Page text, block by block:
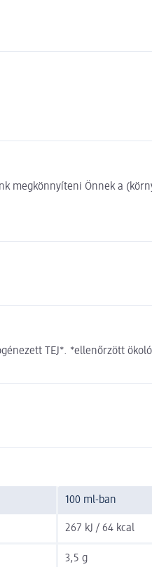
megkönnyíteni Önnek a
TEJ*. *ellenőrzött
100 ml-ban
267 kJ / 64 kcal
3,5 g